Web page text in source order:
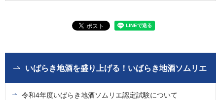
いばらき地酒を盛り上げる！いばらき地酒ソムリエ
令和4年度いばらき地酒ソムリエ認定試験について